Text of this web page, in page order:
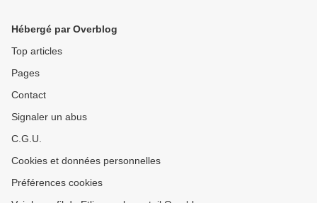
Hébergé par Overblog
Top articles
Pages
Contact
Signaler un abus
C.G.U.
Cookies et données personnelles
Préférences cookies